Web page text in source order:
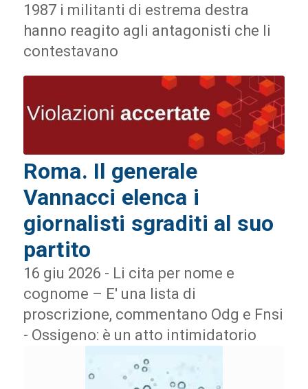
1987 i militanti di estrema destra
hanno reagito agli antagonisti che li
contestavano
Roma. Il generale
Vannacci elenca i
giornalisti sgraditi al suo
partito
16 giu 2026 - Li cita per nome e
cognome – E' una lista di
proscrizione, commentano Odg e Fnsi
- Ossigeno: è un atto intimidatorio